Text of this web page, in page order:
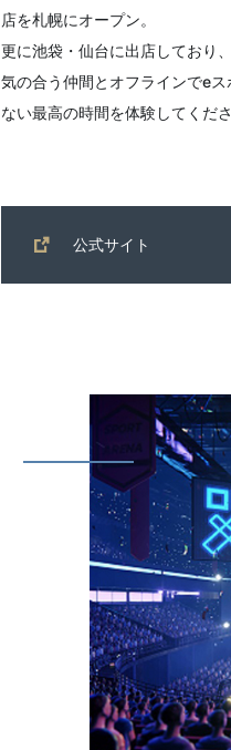
店を札幌にオープン。
更に池袋・仙台に出店しており
気の合う仲間とオフラインでe
ない最高の時間を体験してくださ
公式サイト